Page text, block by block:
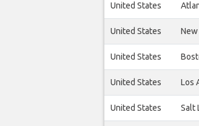
United States
United States New
United States
United States Los
United States Salt